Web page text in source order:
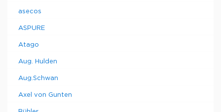
asecos
ASPURE
Atago
Aug. Hulden
Aug.Schwan
Axel von Gunten